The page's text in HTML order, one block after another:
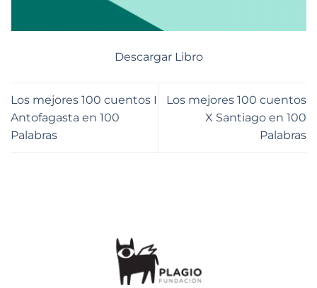
Descargar Libro
Los mejores 100 cuentos I
Antofagasta en 100
Palabras
Los mejores 100 cuentos
X Santiago en 100
Palabras